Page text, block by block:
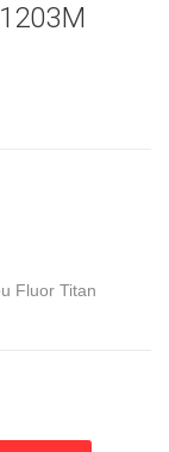
Fluor Titan